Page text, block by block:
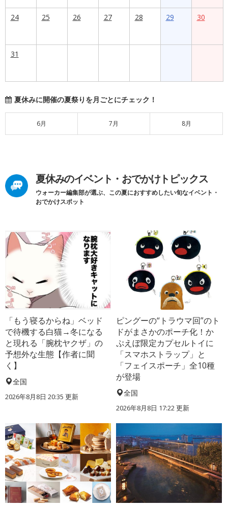
24 25 26 27 28 29 30
31
夏休みに開催の夏祭りを月ごとにチェック！
6月 7月 8月
夏休みのイベント・おでかけトピックス
ウォーカー編集部が選ぶ、この夏におすすめしたい旬なイベント・
おでかけスポット
「もう寝るからね」ベッド
で待機する白猫→冬になる
と現れる「腕枕ヤクザ」の
予想外な生態【作者に聞
く】
全国
2026年8月8日 20:35 更新
ピングーの“トラウマ回”のト
ドがまさかのポーチ化！か
ぷえぼ限定カプセルトイに
「スマホストラップ」と
「フェイスポーチ」全10種
が登場
全国
2026年8月8日 17:22更新